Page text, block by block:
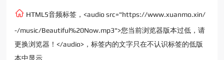
HTML5音频标签，<audio src="https://www.xuanmo.xin/
-/music/Beautiful%20Now.mp3">您当前浏览器版本过低，请
更换浏览器！</audio>，标签内的文字只在不认识标签的低版
本中显示